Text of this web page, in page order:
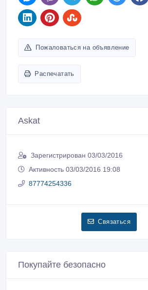
Пожаловаться на объявление
Распечатать
Askat
Зарегистрирован 03/03/2016
Активность 03/03/2016 19:08
87774254336
Связаться
Покупайте безопасно